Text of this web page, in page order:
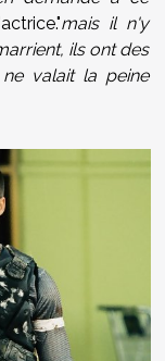
mais il n'y
ils ont des
valait la peine